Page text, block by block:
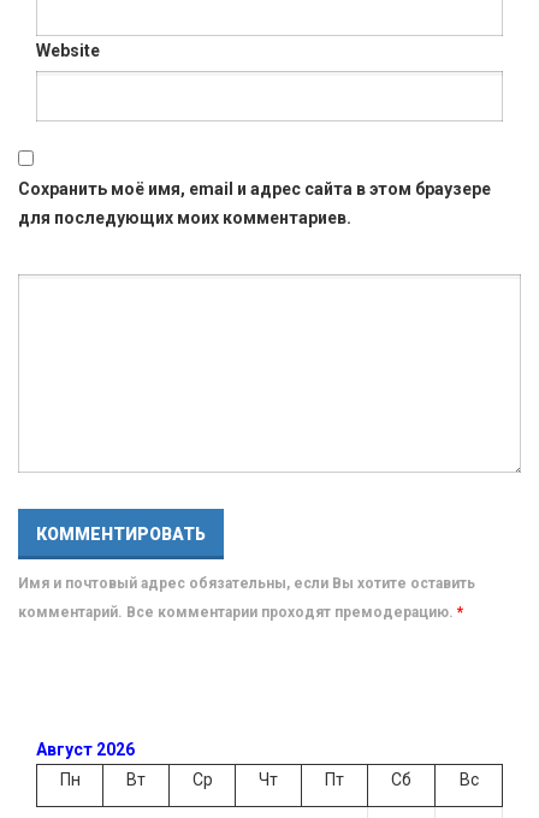
Website
Сохранить моё имя, email и адрес сайта в этом браузере
для последующих моих комментариев.
Имя и почтовый адрес обязательны, если Вы хотите оставить
комментарий. Все комментарии проходят премодерацию. *
Август 2026
Пн
Вт Ср Чт Пт Сб Вс